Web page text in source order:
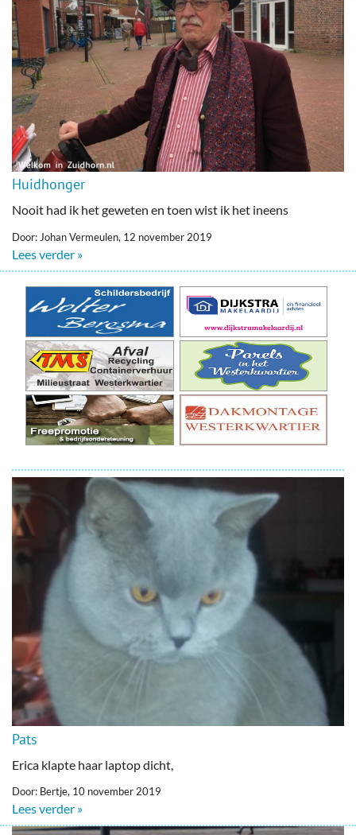
Huidhonger
Nooit had ik het geweten en toen wist ik het ineens
Door: Johan Vermeulen, 12 november 2019
Lees verder »
Pats
Erica klapte haar laptop dicht,
Door: Bertje, 10 november 2019
Lees verder »